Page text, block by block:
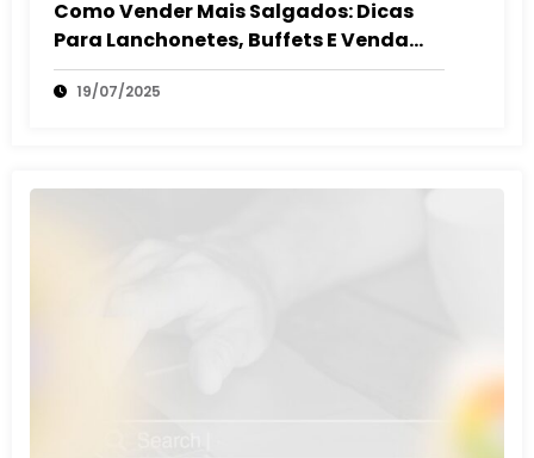
Como Vender Mais Salgados: Dicas
Para Lanchonetes, Buffets E Venda
Autônoma
19/07/2025